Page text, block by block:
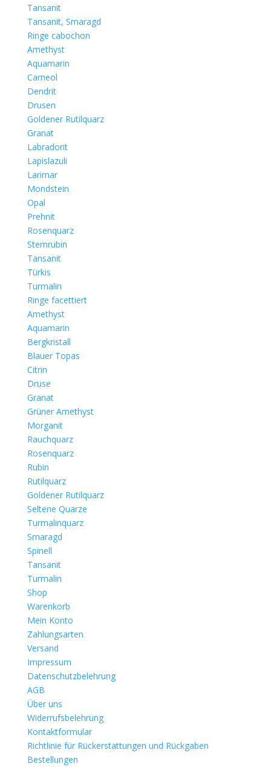
Tansanit
Tansanit, Smaragd
Ringe cabochon
Amethyst
Aquamarin
Carneol
Dendrit
Drusen
Goldener Rutilquarz
Granat
Labradorit
Lapislazuli
Larimar
Mondstein
Opal
Prehnit
Rosenquarz
Sternrubin
Tansanit
Türkis
Turmalin
Ringe facettiert
Amethyst
Aquamarin
Bergkristall
Blauer Topas
Citrin
Druse
Granat
Grüner Amethyst
Morganit
Rauchquarz
Rosenquarz
Rubin
Rutilquarz
Goldener Rutilquarz
Seltene Quarze
Turmalinquarz
Smaragd
Spinell
Tansanit
Turmalin
Shop
Warenkorb
Mein Konto
Zahlungsarten
Versand
Impressum
Datenschutzbelehrung
AGB
Über uns
Widerrufsbelehrung
Kontaktformular
Richtlinie für Rückerstattungen und Rückgaben
Bestellungen